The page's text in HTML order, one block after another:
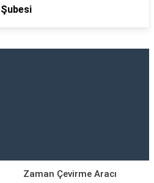
Zaman Çevirme Aracı